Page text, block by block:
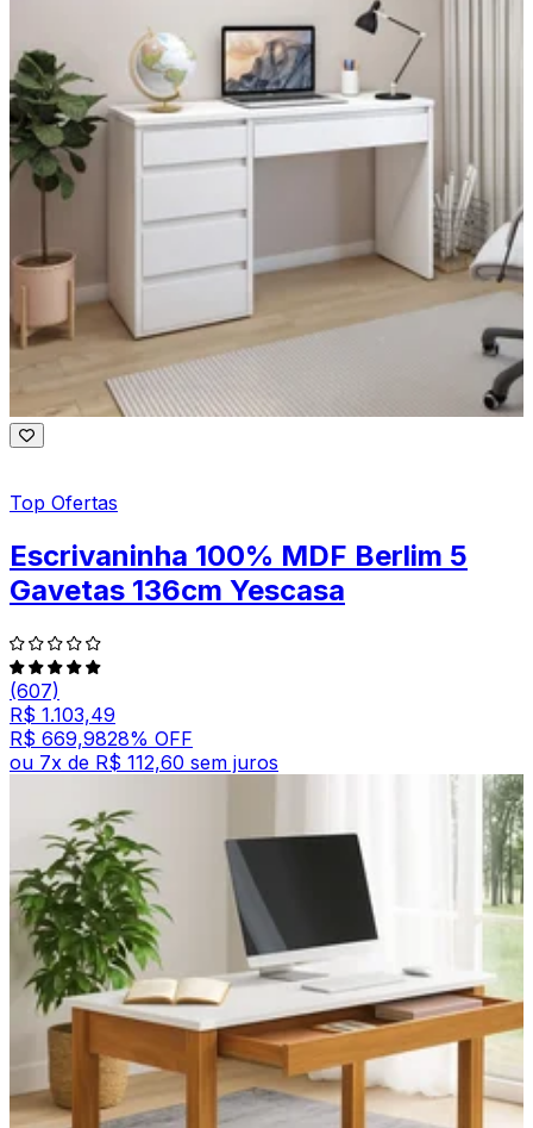
Top Ofertas
Escrivaninha 100% MDF Berlim 5
Gavetas 136cm Yescasa
(607)
R$ 1.103,49
R$ 669,9828% OFF
ou 7x de R$ 112,60 sem juros